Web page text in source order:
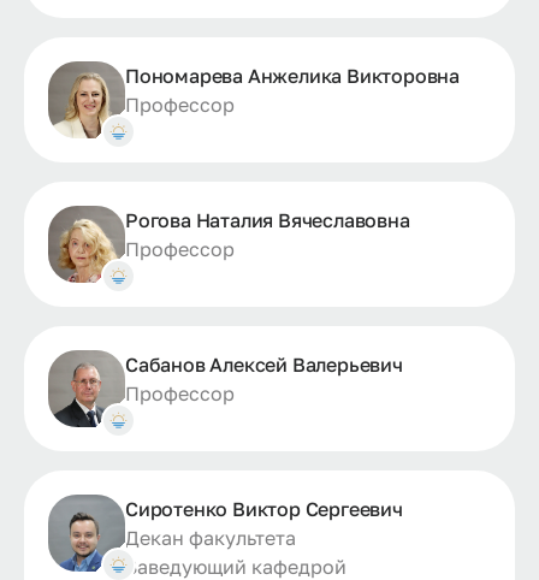
Пономарева Анжелика Викторовна
Профессор
Рогова Наталия Вячеславовна
Профессор
Сабанов Алексей Валерьевич
Профессор
Сиротенко Виктор Сергеевич
Декан факультета
Заведующий кафедрой